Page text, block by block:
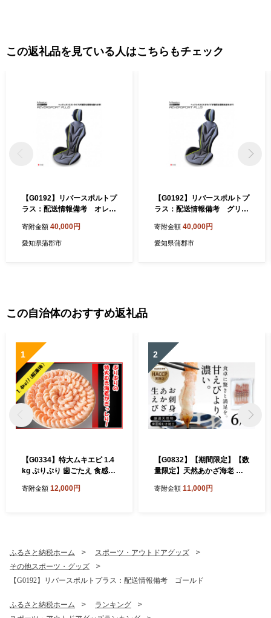
この返礼品を見ている人はこちらもチェック
【G0192】リバースポルトプ
ラス：配送情報備考 オレン
寄附金額 40,000円
愛知県蒲郡市
【G0192】リバースポルトプ
ラス：配送情報備考 グリー
寄附金額 40,000円
愛知県蒲郡市
この自治体のおすすめ返礼品
1
【G0334】特大ムキエビ 1.4
kg ぷりぷり 歯ごたえ 食感
ごしらえ済 バラ凍結 便利 エ
寄附金額 12,000円
2
【G0832】【期間限定】【数
量限定】天然あかざ海老 お
カザエビ 海老 エビ 天然 冷凍
寄附金額 11,000円
ふるさと納税ホーム
スポーツ・アウトドアグッズ
その他スポーツ・グッズ
【G0192】リバースポルトプラス：配送情報備考 ゴールド
ふるさと納税ホーム
ランキング